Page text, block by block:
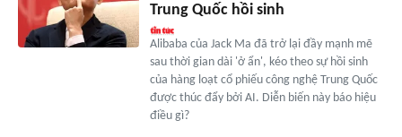
Trung Quốc hồi sinh
Alibaba của Jack Ma đã trở lại đầy mạnh mẽ
sau thời gian dài 'ở ẩn', kéo theo sự hồi sinh
của hàng loạt cổ phiếu công nghệ Trung Quốc
được thúc đẩy bởi AI. Diễn biến này báo hiệu
điều gì?